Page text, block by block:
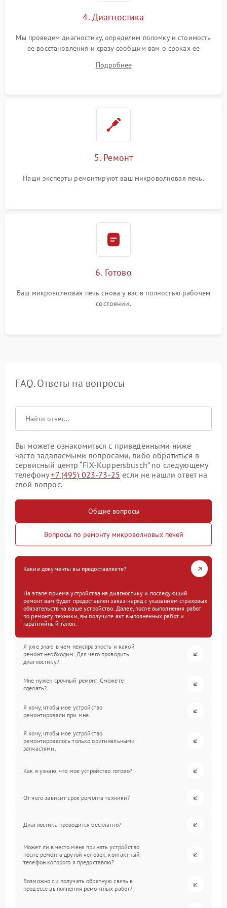
4. Диагностика
Мы проведем диагностику, определим поломку и стоимость
ее восстановления и сразу сообщим вам о сроках ее
Подробнее
5. Ремонт
Наши эксперты ремонтируют ваш микроволновая печь.
6. Готово
Ваш микроволновая печь снова у вас в полностью рабочем
состоянии.
FAQ. Ответы на вопросы
Вы можете ознакомиться с приведенными ниже
часто задаваемыми вопросами, либо обратиться в
сервисный центр “FIX-Kuppersbusch” по следующему
телефону+7 (495) 023-73-25 если не нашли ответ на
свой вопрос.
Общие вопросы
Вопросы по ремонту микроволновых печей
Какие документы вы предоставляете?
На этапе приема устройства на диагностику и последующий
ремонт вам будет предоставлен заказ-наряд с указанием страховых
обязательств на ваше устройство. Далее, после выполнения работ
по ремонту техники, вы получите акт выполненных работ и
гарантийный талон.
Я уже знаю в чем неисправность и какой
ремонт необходим. Для чего проводить
диагностику?
Мне нужен срочный ремонт. Сможете
сделать?
Я хочу, чтобы мое устройство
ремонтировали при мне.
Я хочу, чтобы мое устройство
ремонтировалось только оригинальными
запчастями.
Как я узнаю, что мое устройство готово?
От чего зависит срок ремонта техники?
Диагностика проводится бесплатно?
Может ли вместо меня принять устройство
после ремонта другой человек, контактный
телефон которого я предоставлю?
Возможно ли получать обратную связь в
процессе выполнения ремонтных работ?